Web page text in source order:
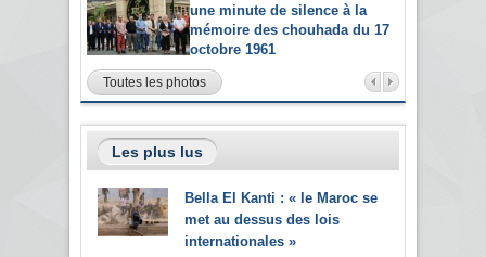
une minute de silence à la
mémoire des chouhada du 17
octobre 1961
Toutes les photos
Les plus lus
Bella El Kanti : « le Maroc se
met au dessus des lois
internationales »